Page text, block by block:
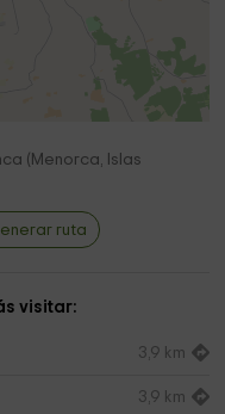
( Menorca, Islas
ruta
visitar:
3,9 km
3,9 km